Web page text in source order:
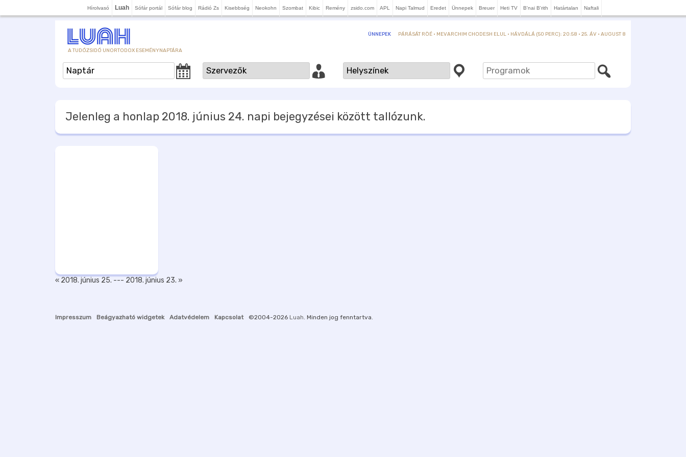
Hírolvasó Luah Sófár portál Sófár blog Rádió Zs Kisebbség Neokohn Szombat Kibic Remény zsido.com APL Napi Talmud Eredet Ünnepek Breuer Heti TV B'nai B'rith Határtalan Naftali
A TUDÓZSIDÓ UNORTODOX ESEMÉNYNAPTÁRA
ÜNNEPEK PÁRÁSÁT RÖÉ · MEVARCHIM CHODESH ELUL · HÁVDÁLÁ (50 PERC): 20:58 · 25. ÁV · AUGUST 8
Jelenleg a honlap 2018. június 24. napi bejegyzései között tallózunk.
« 2018. június 25. --- 2018. június 23. »
Impresszum Beágyazható widgetek Adatvédelem Kapcsolat ©2004-2026 Luah . Minden jog fenntartva.